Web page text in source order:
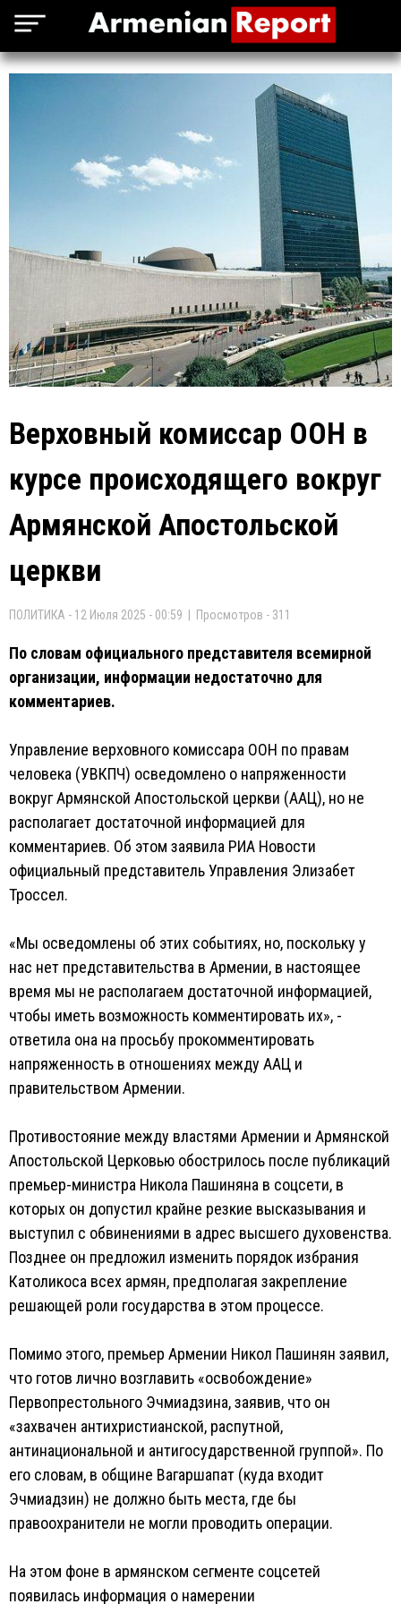
Верховный комиссар ООН в
курсе происходящего вокруг
Армянской Апостольской
церкви
ПОЛИТИКА - 12 Июля 2025 - 00:59 | Просмотров - 311
По словам официального представителя всемирной
организации, информации недостаточно для
комментариев.
Управление верховного комиссара ООН по правам
человека (УВКПЧ) осведомлено о напряженности
вокруг Армянской Апостольской церкви (ААЦ), но не
располагает достаточной информацией для
комментариев. Об этом заявила РИА Новости
официальный представитель Управления Элизабет
Троссел.
«Мы осведомлены об этих событиях, но, поскольку у
нас нет представительства в Армении, в настоящее
время мы не располагаем достаточной информацией,
чтобы иметь возможность комментировать их», -
ответила она на просьбу прокомментировать
напряженность в отношениях между ААЦ и
правительством Армении.
Противостояние между властями Армении и Армянской
Апостольской Церковью обострилось после публикаций
премьер-министра Никола Пашиняна в соцсети, в
которых он допустил крайне резкие высказывания и
выступил с обвинениями в адрес высшего духовенства.
Позднее он предложил изменить порядок избрания
Католикоса всех армян, предполагая закрепление
решающей роли государства в этом процессе.
Помимо этого, премьер Армении Никол Пашинян заявил,
что готов лично возглавить «освобождение»
Первопрестольного Эчмиадзина, заявив, что он
«захвачен антихристианской, распутной,
антинациональной и антигосударственной группой». По
его словам, в общине Вагаршапат (куда входит
Эчмиадзин) не должно быть места, где бы
правоохранители не могли проводить операции.
На этом фоне в армянском сегменте соцсетей
появилась информация о намерении